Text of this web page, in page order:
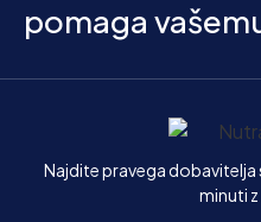
pomaga
Domov
Najdite pravega dobavitelja
minuti